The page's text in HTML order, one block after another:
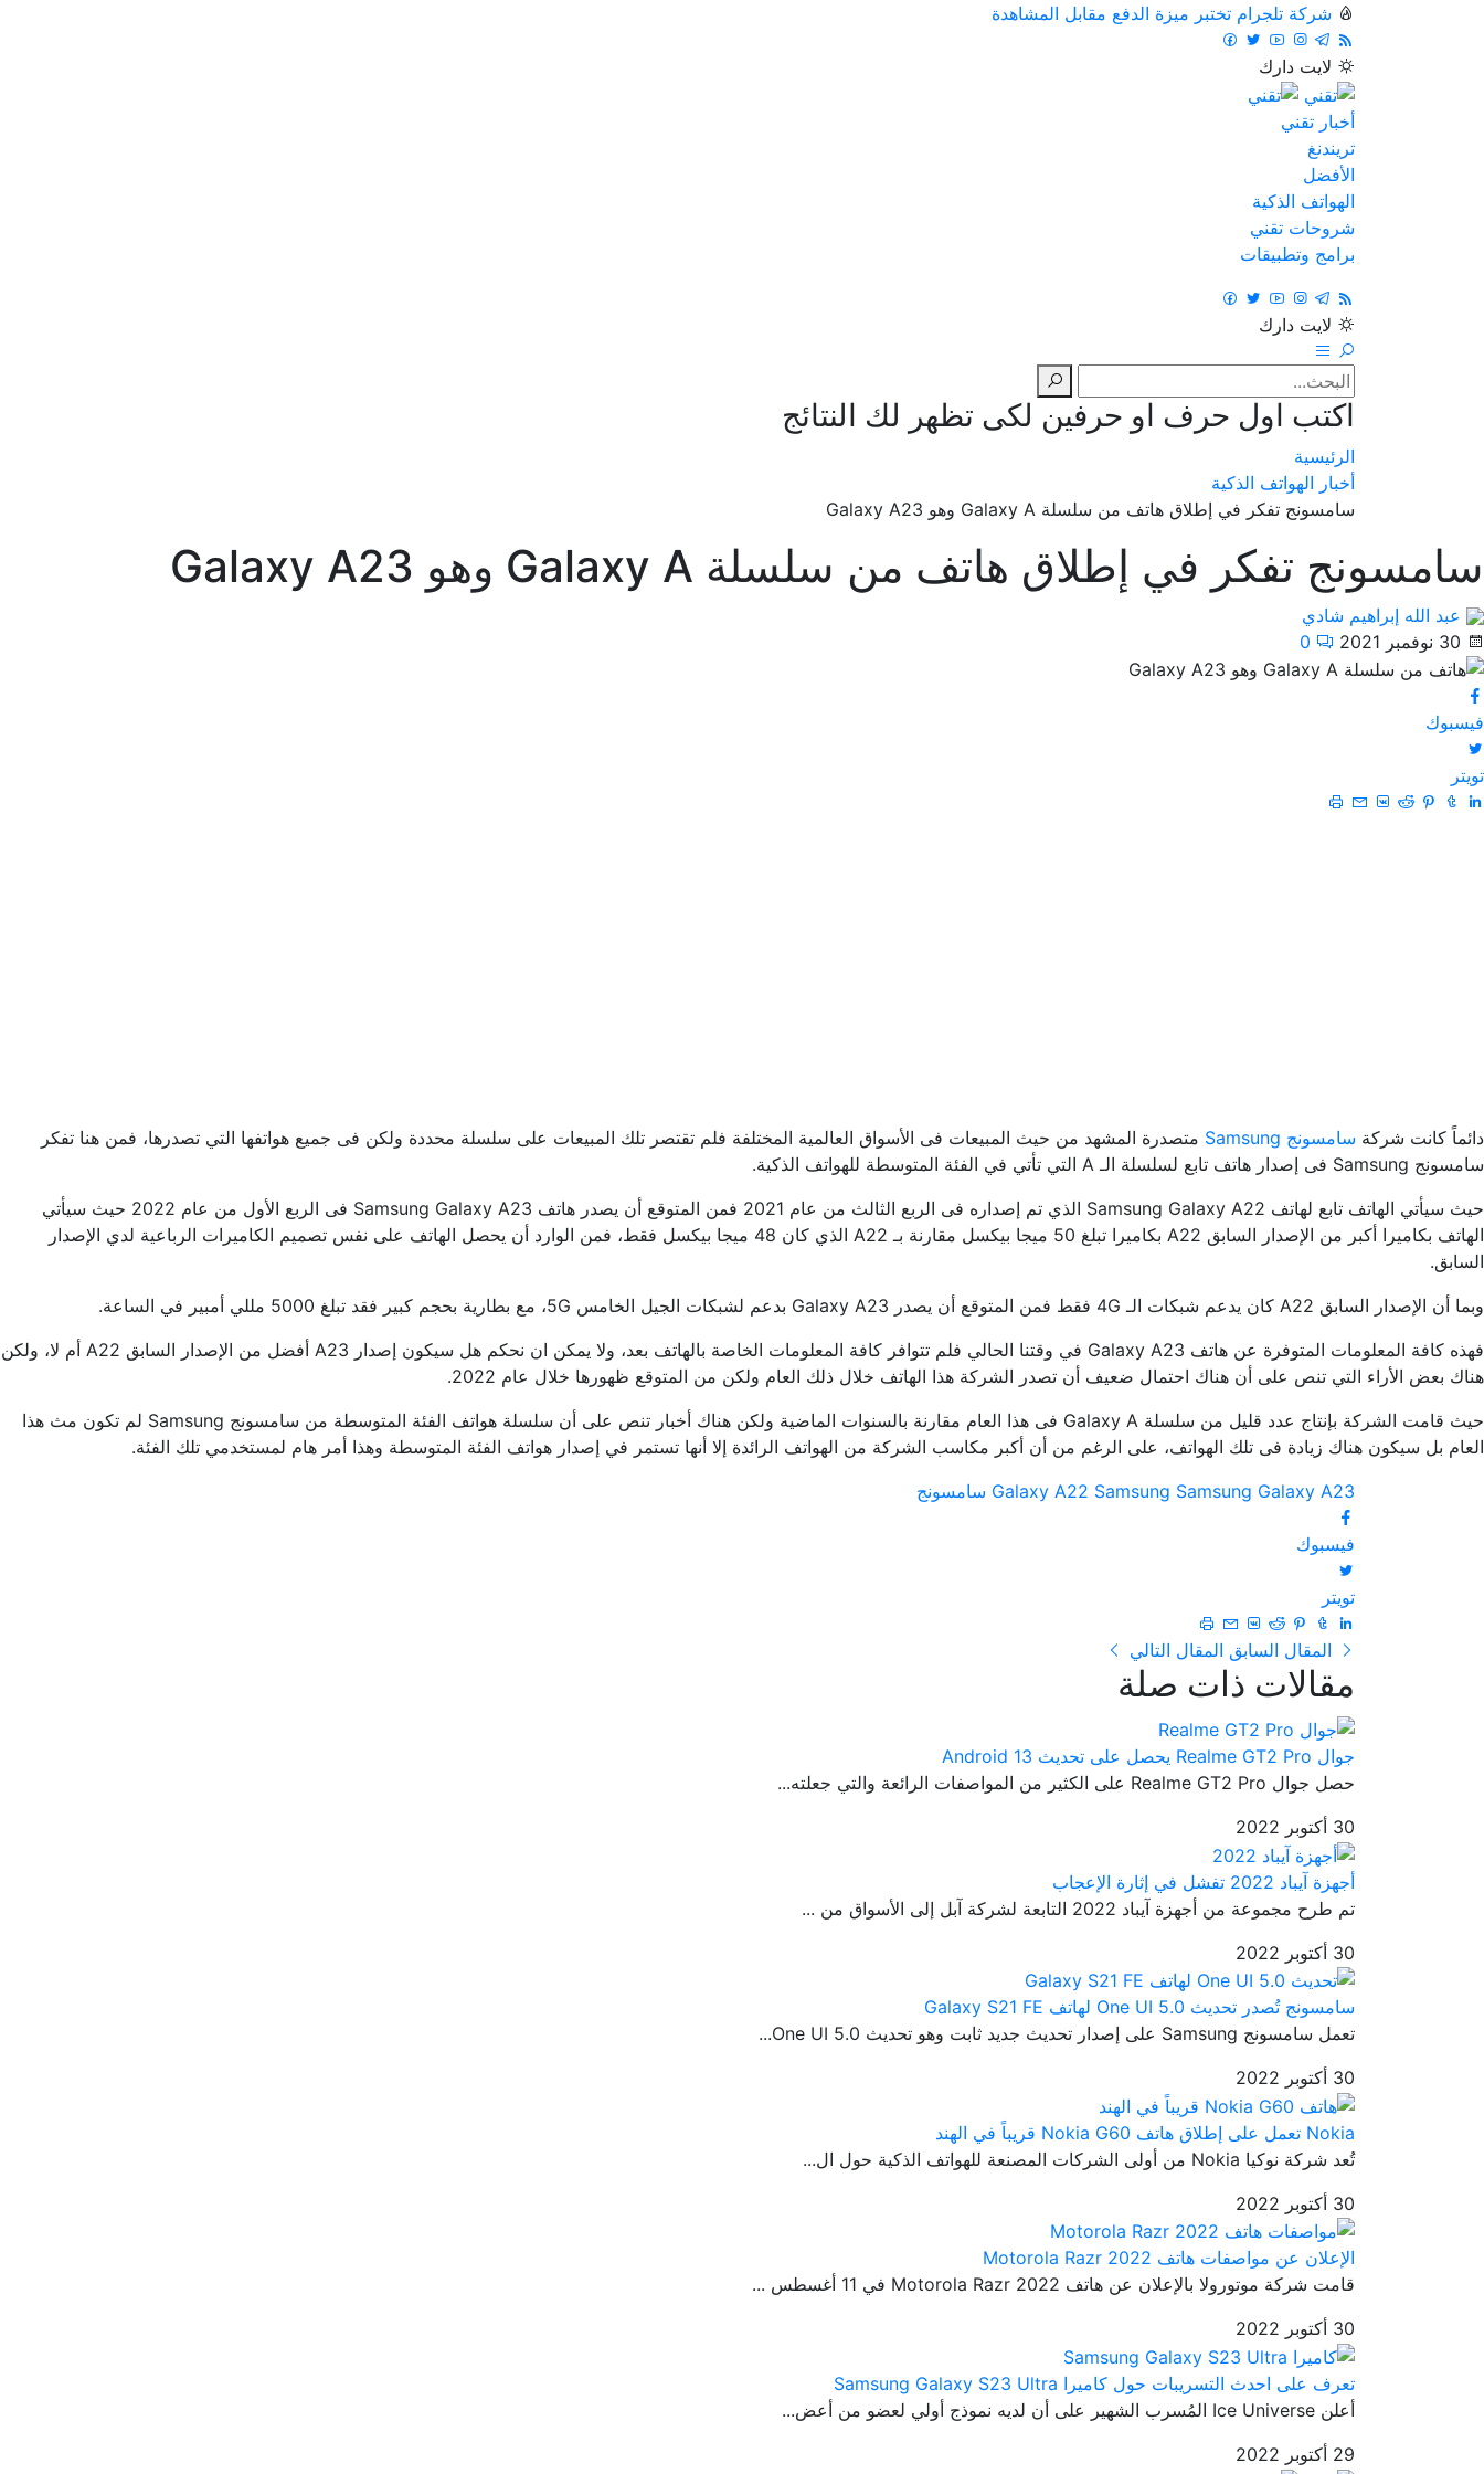
شركة تلجرام تختبر ميزة الدفع مقابل المشاهدة
لايت دارك
أخبار تقني
تريندنغ
الأفضل
الهواتف الذكية
شروحات تقني
برامج وتطبيقات
لايت دارك
اكتب اول حرف او حرفين لكى تظهر لك النتائج
الرئيسية
أخبار الهواتف الذكية
سامسونج تفكر في إطلاق هاتف من سلسلة Galaxy A وهو Galaxy A23
سامسونج تفكر في إطلاق هاتف من سلسلة Galaxy A وهو Galaxy A23
عبد الله إبراهيم شادي
30 نوفمبر 2021
0
فيسبوك
تويتر
دائماً كانت شركة سامسونج Samsung
متصدرة المشهد من حيث المبيعات فى الأسواق العالمية المختلفة فلم تقتصر تلك المبيعات على سلسلة محددة ولكن فى جميع هواتفها التي تصدرها، فمن هنا تفكر
سامسونج Samsung فى إصدار هاتف تابع لسلسلة الـ A التي تأتي في الفئة المتوسطة للهواتف الذكية.
حيث سيأتي الهاتف تابع لهاتف Samsung Galaxy A22 الذي تم إصداره فى الربع الثالث من عام 2021 فمن المتوقع أن يصدر هاتف Samsung Galaxy A23 فى الربع الأول من عام 2022 حيث سيأتي
الهاتف بكاميرا أكبر من الإصدار السابق A22 بكاميرا تبلغ 50 ميجا بيكسل مقارنة بـ A22 الذي كان 48 ميجا بيكسل فقط، فمن الوارد أن يحصل الهاتف على نفس تصميم الكاميرات الرباعية لدي الإصدار
السابق.
وبما أن الإصدار السابق A22 كان يدعم شبكات الـ 4G فقط فمن المتوقع أن يصدر Galaxy A23 بدعم لشبكات الجيل الخامس 5G، مع بطارية بحجم كبير فقد تبلغ 5000 مللي أمبير في الساعة.
فهذه كافة المعلومات المتوفرة عن هاتف Galaxy A23 في وقتنا الحالي فلم تتوافر كافة المعلومات الخاصة بالهاتف بعد، ولا يمكن ان نحكم هل سيكون إصدار A23 أفضل من الإصدار السابق A22 أم لا، ولكن
هناك بعض الأراء التي تنص على أن هناك احتمال ضعيف أن تصدر الشركة هذا الهاتف خلال ذلك العام ولكن من المتوقع ظهورها خلال عام 2022.
حيث قامت الشركة بإنتاج عدد قليل من سلسلة Galaxy A فى هذا العام مقارنة بالسنوات الماضية ولكن هناك أخبار تنص على أن سلسلة هواتف الفئة المتوسطة من سامسونج Samsung لم تكون مث هذا
العام بل سيكون هناك زيادة فى تلك الهواتف، على الرغم من أن أكبر مكاسب الشركة من الهواتف الرائدة إلا أنها تستمر في إصدار هواتف الفئة المتوسطة وهذا أمر هام لمستخدمي تلك الفئة.
Galaxy A22 Samsung Samsung Galaxy A23 سامسونج
فيسبوك
تويتر
المقال السابق المقال التالي
مقالات ذات صلة
جوال Realme GT2 Pro يحصل على تحديث Android 13
حصل جوال Realme GT2 Pro على الكثير من المواصفات الرائعة والتي جعلته...
30 أكتوبر 2022
أجهزة آيباد 2022 تفشل في إثارة الإعجاب
تم طرح مجموعة من أجهزة آيباد 2022 التابعة لشركة آبل إلى الأسواق من ...
30 أكتوبر 2022
سامسونج تُصدر تحديث One UI 5.0 لهاتف Galaxy S21 FE
تعمل سامسونج Samsung على إصدار تحديث جديد ثابت وهو تحديث One UI 5.0...
30 أكتوبر 2022
Nokia تعمل على إطلاق هاتف Nokia G60 قريباً في الهند
تُعد شركة نوكيا Nokia من أولى الشركات المصنعة للهواتف الذكية حول ال...
30 أكتوبر 2022
الإعلان عن مواصفات هاتف Motorola Razr 2022
قامت شركة موتورولا بالإعلان عن هاتف Motorola Razr 2022 في 11 أغسطس ...
30 أكتوبر 2022
تعرف على احدث التسريبات حول كاميرا Samsung Galaxy S23 Ultra
أعلن Ice Universe المُسرب الشهير على أن لديه نموذج أولي لعضو من أعض...
29 أكتوبر 2022